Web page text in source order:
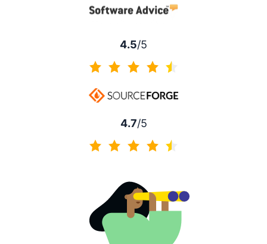
4.5/5
4.7/5